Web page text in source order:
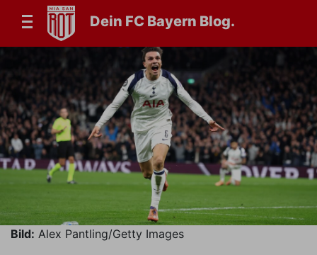
Dein FC Bayern Blog.
Bild: Alex Pantling/Getty Images